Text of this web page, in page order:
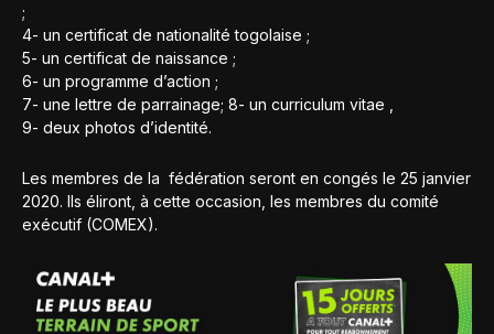
;
4- un certificat de nationalité togolaise ;
5- un certificat de naissance ;
6- un programme d’action ;
7- une lettre de parrainage; 8- un curriculum vitae ,
9- deux photos d’identité.
Les membres de la fédération seront en congés le 25 janvier
2020. Ils éliront, à cette occasion, les membres du comité
exécutif (COMEX).